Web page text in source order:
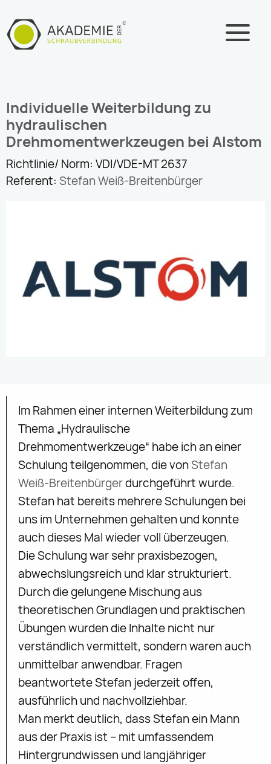
Inhalt
springen
Individuelle Weiterbildung zu
hydraulischen
Drehmomentwerkzeugen bei Alstom
Richtlinie/ Norm: VDI/VDE-MT 2637
Referent: Stefan Weiß-Breitenbürger
Im Rahmen einer internen Weiterbildung zum
Thema „Hydraulische
Drehmomentwerkzeuge“ habe ich an einer
Schulung teilgenommen, die vonStefan
Weiß-Breitenbürgerdurchgeführt wurde.
Stefan hat bereits mehrere Schulungen bei
uns im Unternehmen gehalten und konnte
auch dieses Mal wieder voll überzeugen.
Die Schulung war sehr praxisbezogen,
abwechslungsreich und klar strukturiert.
Durch die gelungene Mischung aus
theoretischen Grundlagen und praktischen
Übungen wurden die Inhalte nicht nur
verständlich vermittelt, sondern waren auch
unmittelbar anwendbar. Fragen
beantwortete Stefan jederzeit offen,
ausführlich und nachvollziehbar.
Man merkt deutlich, dass Stefan ein Mann
aus der Praxis ist – mit umfassendem
Hintergrundwissen und langjähriger